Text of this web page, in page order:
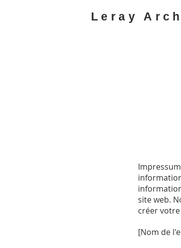
Leray
site web.
créer
[Nom de